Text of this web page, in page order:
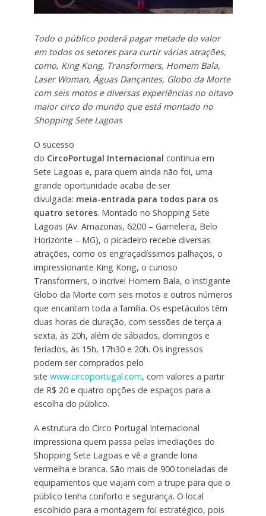
Todo o público poderá pagar metade do valor
em todos os setores para curtir várias atrações,
como, King Kong, Transformers, Homem Bala,
Laser Woman, Águas Dançantes, Globo da Morte
com seis motos e diversas experiências no oitavo
maior circo do mundo que está montado no
Shopping Sete Lagoas
O sucesso
do CircoPortugal Internacional continua em
Sete Lagoas e, para quem ainda não foi, uma
grande oportunidade acaba de ser
divulgada: meia-entrada para todos para os
quatro setores. Montado no Shopping Sete
Lagoas (Av. Amazonas, 6200 – Gameleira, Belo
Horizonte – MG), o picadeiro recebe diversas
atrações, como os engraçadíssimos palhaços, o
impressionante King Kong, o curioso
Transformers, o incrível Homem Bala, o instigante
Globo da Morte com seis motos e outros números
que encantam toda a família. Os espetáculos têm
duas horas de duração, com sessões de terça a
sexta, às 20h, além de sábados, domingos e
feriados, às 15h, 17h30 e 20h. Os ingressos
podem ser comprados pelo
site www.circoportugal.com, com valores a partir
de R$ 20 e quatro opções de espaços para a
escolha do público.
A estrutura do Circo Portugal Internacional
impressiona quem passa pelas imediações do
Shopping Sete Lagoas e vê a grande lona
vermelha e branca. São mais de 900 toneladas de
equipamentos que viajam com a trupe para que o
público tenha conforto e segurança. O local
escolhido para a montagem foi estratégico, pois